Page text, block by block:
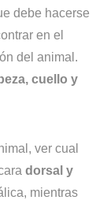
debe hacerse
en el
del animal.
cuello y
ver cual
dorsal y
mientras